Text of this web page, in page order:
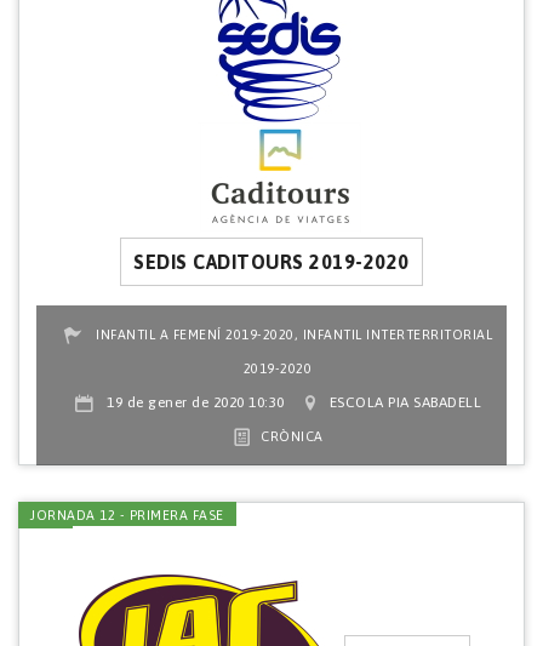
SEDIS CADITOURS 2019-2020
INFANTIL A FEMENÍ 2019-2020 , INFANTIL INTERTERRITORIAL
2019-2020
19 de gener de 2020 10:30 ESCOLA PIA SABADELL
CRÒNICA
JORNADA 12 - PRIMERA FASE